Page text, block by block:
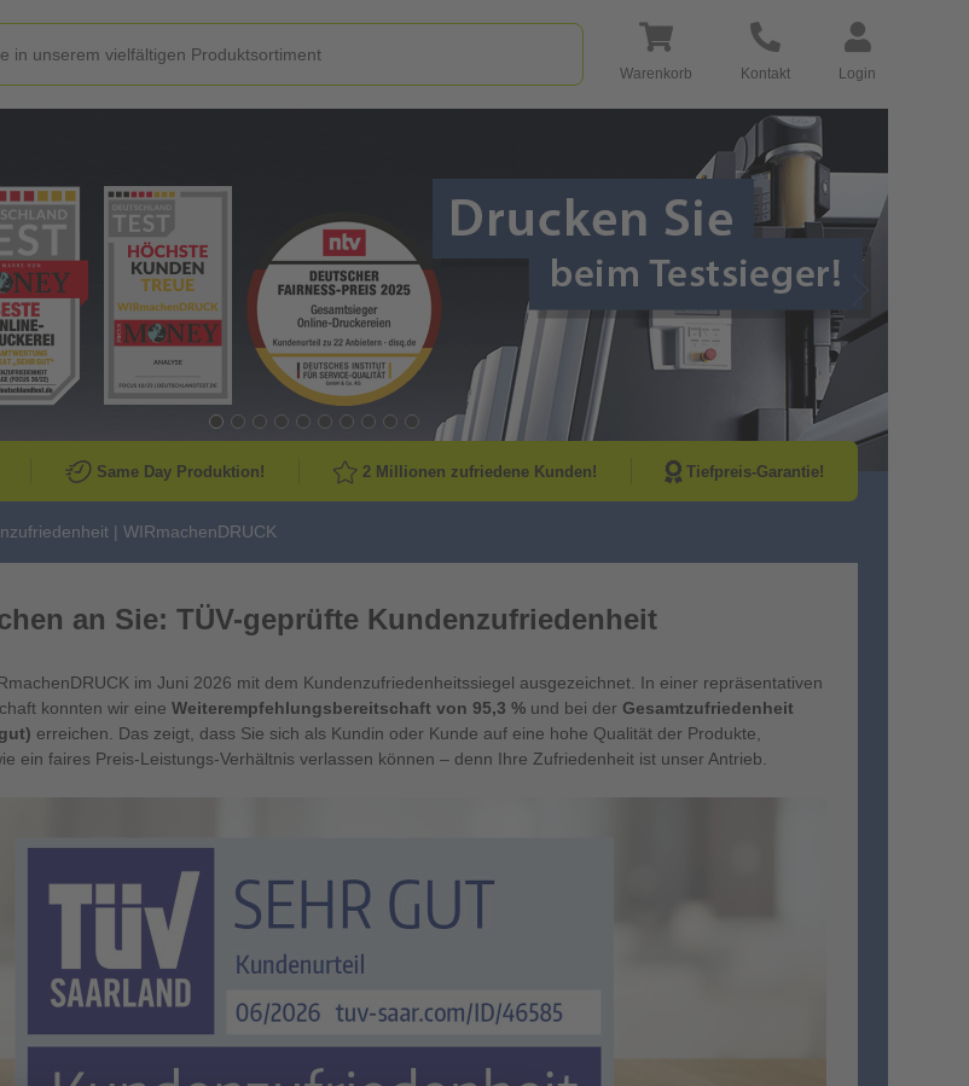
Warenkorb Kontakt Login
Same Day Produktion! 2 Millionen zufriedene Kunden! Tiefpreis-Garantie!
| WIRmachenDRUCK
an Sie: TÜV-geprüfte Kundenzufriedenheit
im Juni 2026 mit dem Kundenzufriedenheitssiegel ausgezeichnet. In einer repräsentativen
konnten wir eine Weiterempfehlungsbereitschaft von 95,3 % und bei der Gesamtzufriedenheit
erreichen. Das zeigt, dass Sie sich als Kundin oder Kunde auf eine hohe Qualität der Produkte,
ein faires Preis-Leistungs-Verhältnis verlassen können – denn Ihre Zufriedenheit ist unser Antrieb.